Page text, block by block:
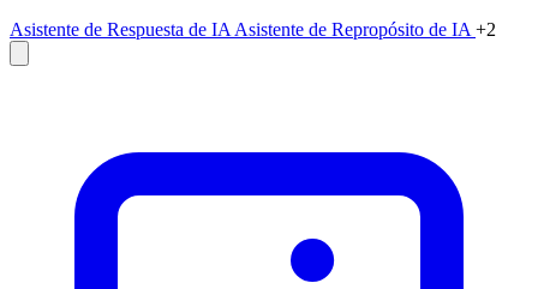
Asistente de Respuesta de IA Asistente de Repropósito de IA +2